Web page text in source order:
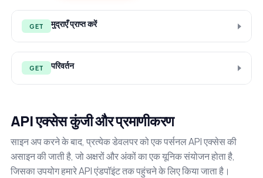
GET मुद्राएँ प्राप्त करें
GET परिवर्तन
API एक्सेस कुंजी और प्रमाणीकरण
साइन अप करने के बाद, प्रत्येक डेवलपर को एक पर्सनल API एक्सेस की
असाइन की जाती है, जो अक्षरों और अंकों का एक यूनिक संयोजन होता है,
जिसका उपयोग हमारे API एंडपॉइंट तक पहुंचने के लिए किया जाता है।